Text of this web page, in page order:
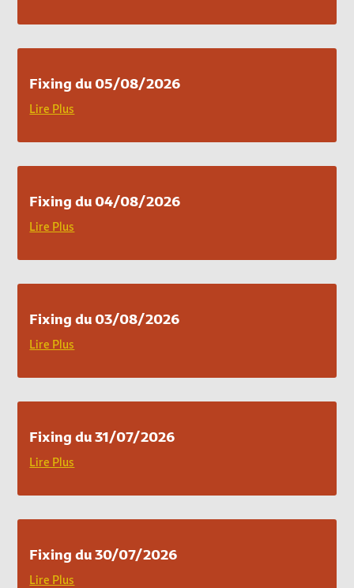
Fixing du 05/08/2026
Lire Plus
Fixing du 04/08/2026
Lire Plus
Fixing du 03/08/2026
Lire Plus
Fixing du 31/07/2026
Lire Plus
Fixing du 30/07/2026
Lire Plus